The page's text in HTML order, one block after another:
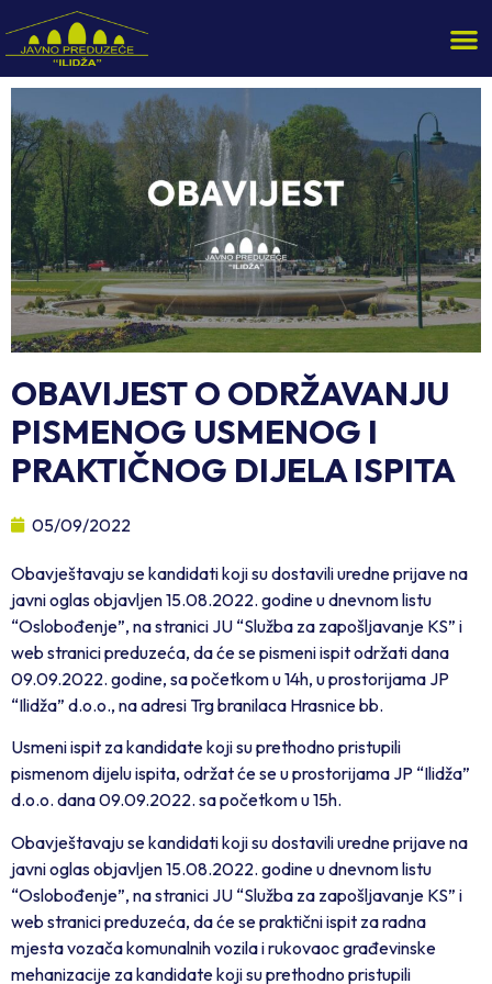
OBAVIJEST O ODRŽAVANJU
PISMENOG USMENOG I
PRAKTIČNOG DIJELA ISPITA
05/09/2022
Obavještavaju se kandidati koji su dostavili uredne prijave na
javni oglas objavljen 15.08.2022. godine u dnevnom listu
“Oslobođenje”, na stranici JU “Služba za zapošljavanje KS” i
web stranici preduzeća, da će se pismeni ispit održati dana
09.09.2022. godine, sa početkom u 14h, u prostorijama JP
“Ilidža” d.o.o., na adresi Trg branilaca Hrasnice bb.
Usmeni ispit za kandidate koji su prethodno pristupili
pismenom dijelu ispita, održat će se u prostorijama JP “Ilidža”
d.o.o. dana 09.09.2022. sa početkom u 15h.
Obavještavaju se kandidati koji su dostavili uredne prijave na
javni oglas objavljen 15.08.2022. godine u dnevnom listu
“Oslobođenje”, na stranici JU “Služba za zapošljavanje KS” i
web stranici preduzeća, da će se praktični ispit za radna
mjesta vozača komunalnih vozila i rukovaoc građevinske
mehanizacije za kandidate koji su prethodno pristupili